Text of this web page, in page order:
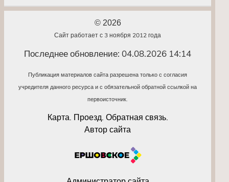
© 2026
Сайт работает с 3 ноября 2012 года
Последнее обновление: 04.08.2026 14:14
Публикация материалов сайта разрешена только с согласия
учредителя данного ресурса и с обязательной обратной ссылкой на
первоисточник.
Карта. Проезд. Обратная связь.
Автор сайта